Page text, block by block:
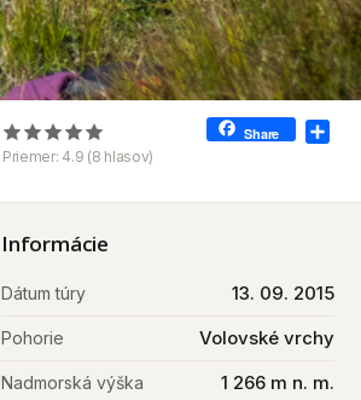
Priemer: 4.9 (8 hlasov)
Share
Informácie
Dátum túry 13. 09. 2015
Pohorie Volovské vrchy
Nadmorská výška 1 266 m n. m.